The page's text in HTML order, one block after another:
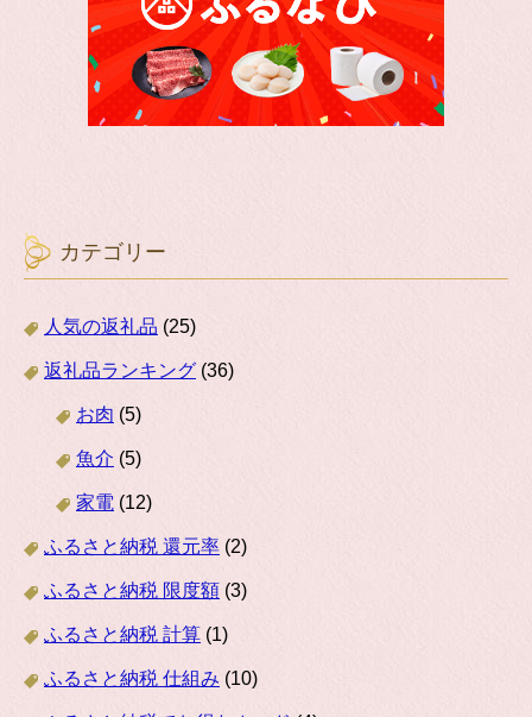
カテゴリー
人気の返礼品 (25)
返礼品ランキング (36)
お肉 (5)
魚介 (5)
家電 (12)
ふるさと納税 還元率 (2)
ふるさと納税 限度額 (3)
ふるさと納税 計算 (1)
ふるさと納税 仕組み (10)